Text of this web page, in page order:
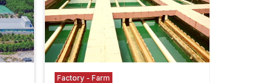
Factory - Farm